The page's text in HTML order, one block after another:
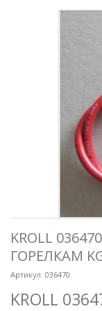
KROLL
ГОРЕЛКАМ
Артикул: 036470
KROLL